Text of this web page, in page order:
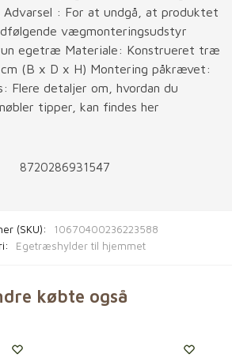
: For at undgå, at produktet
vægmonteringsudstyr
egetræ Materiale: Konstrueret træ
(B x D x H) Montering påkrævet:
Flere detaljer om, hvordan du
tipper, kan findes her
8720286931547
(SKU):
10670400236223588
Egetræshylder til hjemmet
købte også